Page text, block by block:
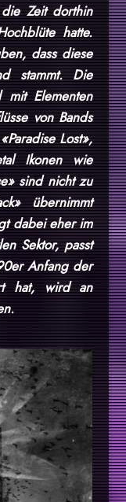
Zeit dorthin
hatte.
dass diese
stammt. Die
Elementen
von Bands
Lost»,
Ikonen wie
sind nicht zu
übernimmt
dabei eher im
Sektor, passt
Anfang der
hat, wird an